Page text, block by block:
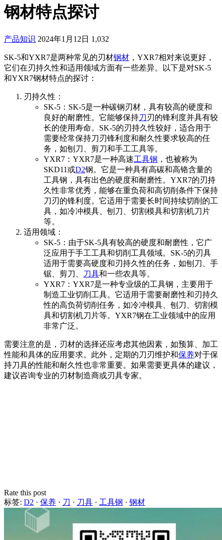
钢材特点探讨
产品知识 2024年1月12日 1,032
SK-5和YXR7是两种常见的刃材钢材 ，YXR7相对来说更好，
它们在刃持久性和适用领域方面有一些差异。以下是对SK-5
和YXR7钢材特点的探讨：
刃持久性：
SK-5：SK-5是一种碳钢刃材，具有较高的硬度和
良好的耐磨性。它能够保持刀 刃的锋利度并具有较
长的使用寿命。SK-5的刃持久性较好，适合用于
需要经常保持刀刃锋利度和耐久性要求较高的任
务，如刨刀、剪刀和手工工具等。
YXR7：YXR7是一种高速工具钢 ，也被称为
SKD11或D2钢。它是一种具有高碳和高铬含量的
工具钢，具有出色的硬度和耐磨性。YXR7的刃持
久性非常优秀，能够在重负荷和高切削条件下保持
刀刃的锋利度。它适用于需要长时间持续切削的工
具，如冷冲模具、刨刀、切割模具和切割机刀片
等。
适用领域：
SK-5：由于SK-5具有较高的硬度和耐磨性，它广
泛应用于手工工具和切削工具领域。SK-5的刃具
适用于需要高硬度和刃持久性的任务，如刨刀、手
锯、剪刀、
刀具和一些农具等。
YXR7：YXR7是一种专业级的工具钢，主要用于
制造工业切削工具。它适用于需要耐磨性和刃持久
性的高负荷切削任务，如冷冲模具、刨刀、切割模
具和切割机刀片等。YXR7钢在工业领域中的应用
非常广泛。
需要注意的是，刃材的选择还应考虑其他因素，如预算、加工
性能和具体的应用要求。此外，定期的刀刃维护和保养对于保
持刀具的性能和耐久性也非常重要。如果需要更具体的建议，
建议咨询专业的刃材制造商或刃具专家。
Rate this post
标签: D2 · 保养 · 刀 · 刀具 · 工具钢 · 钢材